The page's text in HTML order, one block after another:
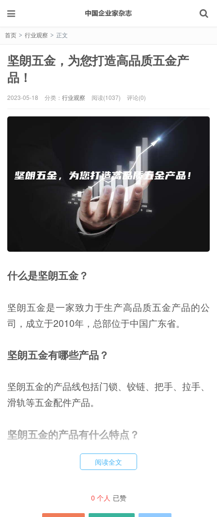
首页 > 行业观察 > 正文
坚朗五金，为您打造高品质五金产
品！
2023-05-18 分类： 行业观察 阅读(1037) 评论(0)
什么是坚朗五金？
坚朗五金是一家致力于生产高品质五金产品的公
司，成立于2010年，总部位于中国广东省。
坚朗五金有哪些产品？
坚朗五金的产品线包括门锁、铰链、把手、拉手、
滑轨等五金配件产品。
坚朗五金的产品有什么特点？
坚朗五金的产品以高品质、高性能、高耐用性和美
确保每个产品都能达到最高质量标准。
阅读全文
0 个人 已赞